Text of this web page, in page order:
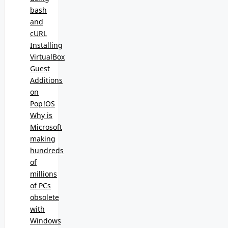
bash
and
cURL
Installing
VirtualBox
Guest
Additions
on
Pop!OS
Why is
Microsoft
making
hundreds
of
millions
of PCs
obsolete
with
Windows